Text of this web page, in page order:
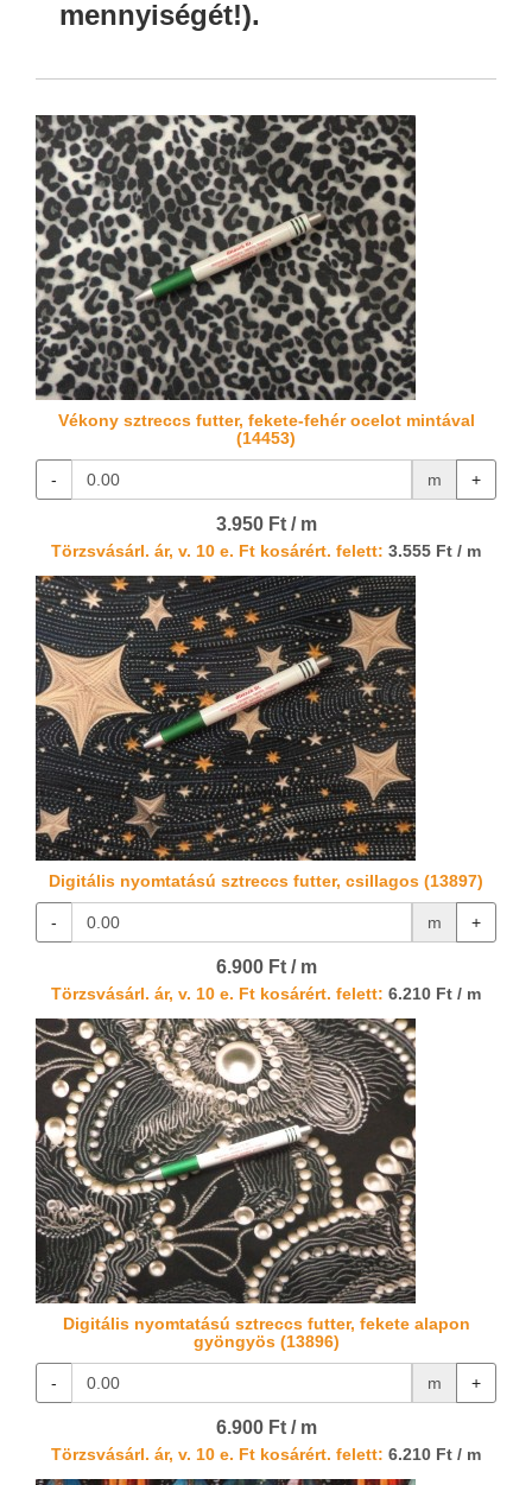
mennyiségét!).
Vékony sztreccs futter, fekete-fehér ocelot mintával
(14453)
- m +
3.950 Ft / m
Törzsvásárl. ár, v. 10 e. Ft kosárért. felett: 3.555 Ft / m
Digitális nyomtatású sztreccs futter, csillagos (13897)
- m +
6.900 Ft / m
Törzsvásárl. ár, v. 10 e. Ft kosárért. felett: 6.210 Ft / m
Digitális nyomtatású sztreccs futter, fekete alapon
gyöngyös (13896)
- m +
6.900 Ft / m
Törzsvásárl. ár, v. 10 e. Ft kosárért. felett: 6.210 Ft / m